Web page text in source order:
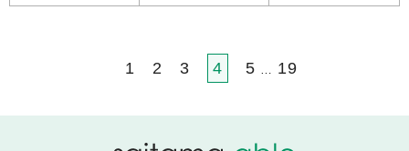
1 2 3 4 5 … 19